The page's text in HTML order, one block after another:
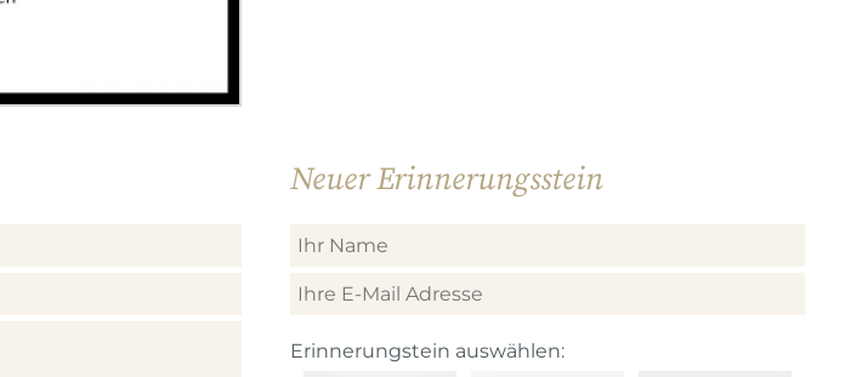
Neuer Erinnerungsstein
Erinnerungstein auswählen: